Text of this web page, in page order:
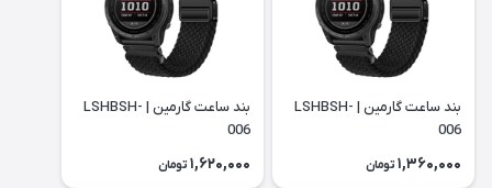
بند ساعت گارمین | LSHBSH-
006
1,360,000 تومان
بند ساعت گارمین | LSHBSH-
006
1,620,000 تومان